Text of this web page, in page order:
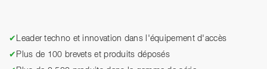
✔ Leader techno et innovation dans l'équipement d'accès
✔ Plus de 100 brevets et produits déposés